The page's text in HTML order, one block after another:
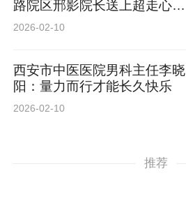
路院区邢影院长送上超走心新
春祝福
2026-02-10
西安市中医医院男科主任李晓
阳：量力而行才能长久快乐
2026-02-10
推荐